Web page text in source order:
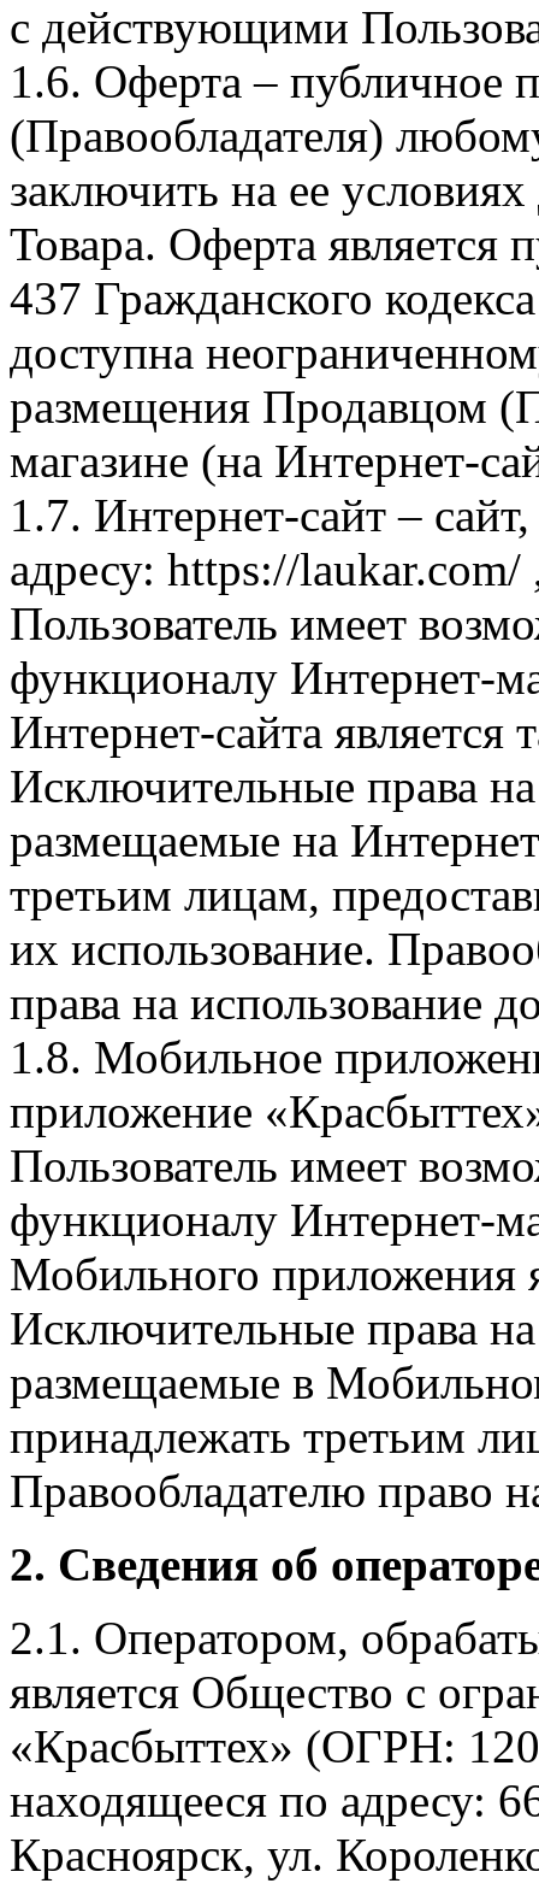
с действующими
1.6. Оферта – публичное
(Правообладателя)
заключить на ее
Товара. Оферта является
437 Гражданского
доступна
размещения Продавцом
магазине (на Интернет-
1.7. Интернет-сайт –
адресу: https://laukar.com/
Пользователь имеет
функционалу Интернет-
Интернет-сайта
Исключительные права
размещаемые на
третьим лицам,
их использование.
права на использование
1.8. Мобильное
приложение
Пользователь имеет
функционалу Интернет-
Мобильного приложения
Исключительные права
размещаемые в
принадлежать третьим
Правообладателю право
2. Сведения об
2.1. Оператором,
является Общество с
«Красбыттех» (ОГРН:
находящееся по адресу:
Красноярск, ул.